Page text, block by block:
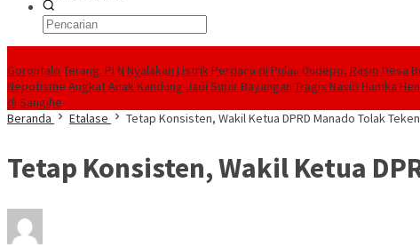
Gorontalo Terang. PLN Nyalakan Listrik Perdana di Pulau Dudepo, Rasio Desa
Nepotisme Angkat Anak Kandung Jadi Supir Bayangan Tragis Nasib Hamka
di Sangihe
Beranda
Etalase Tetap Konsisten, Wakil Ketua DPRD Manado Tolak
Tetap Konsisten, Wakil Ketua